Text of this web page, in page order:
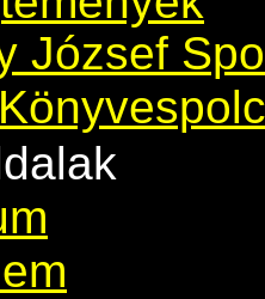
József